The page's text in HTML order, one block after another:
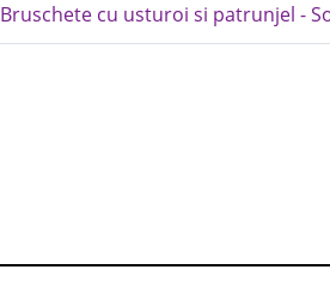
Bruschete cu usturoi si patrunjel -